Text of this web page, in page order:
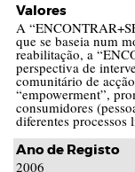
Valores
A
que se baseia num
reabilitação, a
perspectiva de
comunitário de
“empowerment”,
consumidores
diferentes processos
Ano de Registo
2006